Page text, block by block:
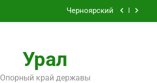
Черноярский
Староуткинск
Урал
Опорный край державы